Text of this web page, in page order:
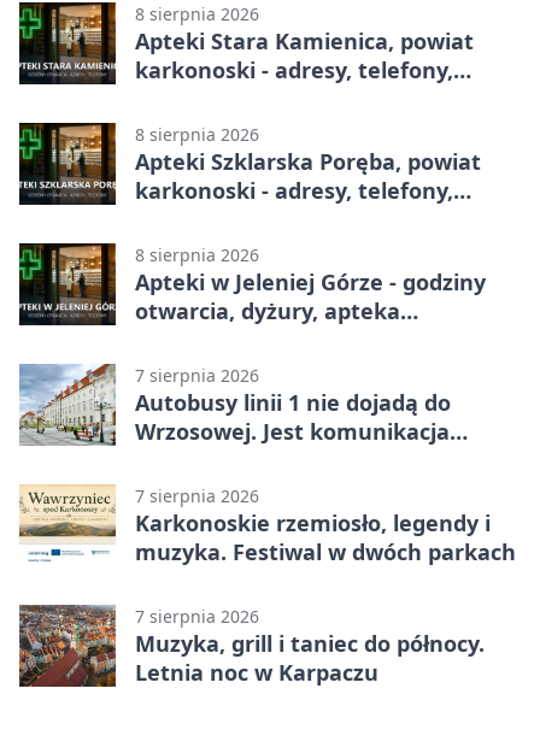
8 sierpnia 2026
Apteki Stara Kamienica, powiat
karkonoski - adresy, telefony,
8 sierpnia 2026
Apteki Szklarska Poręba, powiat
karkonoski - adresy, telefony,
8 sierpnia 2026
Apteki w Jeleniej Górze - godziny
otwarcia, dyżury, apteka
7 sierpnia 2026
Autobusy linii 1 nie dojadą do
Wrzosowej. Jest komunikacja
7 sierpnia 2026
Karkonoskie rzemiosło, legendy i
muzyka. Festiwal w dwóch parkach
7 sierpnia 2026
Muzyka, grill i taniec do północy.
Letnia noc w Karpaczu